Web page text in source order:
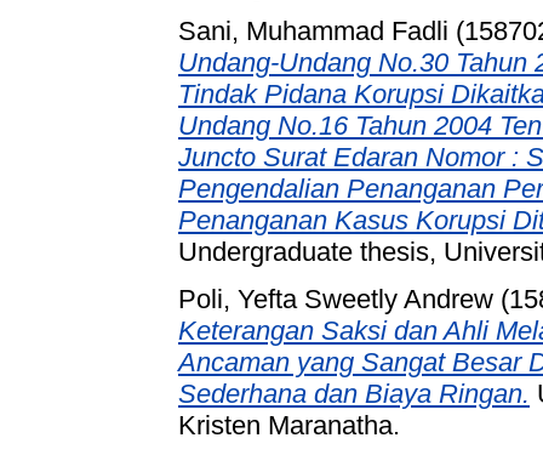
Sani, Muhammad Fadli
Undang-Undang No.30 Tahun
Tindak Pidana Korupsi
Undang No.16 Tahun 2004
Juncto Surat Edaran Nomor :
Pengendalian Penanganan
Penanganan Kasus Korupsi
Undergraduate thesis,
Poli, Yefta Sweetly Andrew
Keterangan Saksi dan Ahli
Ancaman yang Sangat Besar
Sederhana dan Biaya Ringan.
Kristen Maranatha.